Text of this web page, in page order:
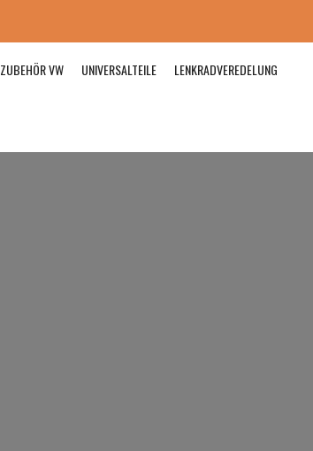
ZUBEHÖR VW UNIVERSALTEILE LENKRADVEREDELUNG